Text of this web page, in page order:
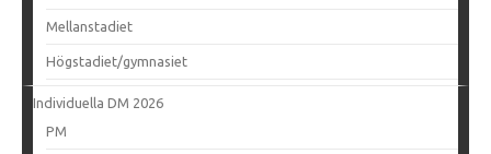
Mellanstadiet
Högstadiet/gymnasiet
Individuella DM 2026
PM